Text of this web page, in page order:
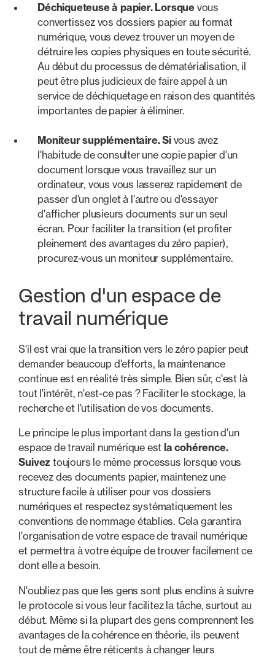
Déchiqueteuse à papier. Lorsque vous
convertissez vos dossiers papier au format
numérique, vous devez trouver un moyen de
détruire les copies physiques en toute sécurité.
Au début du processus de dématérialisation, il
peut être plus judicieux de faire appel à un
service de déchiquetage en raison des quantités
importantes de papier à éliminer.
Moniteur supplémentaire. Si vous avez
l'habitude de consulter une copie papier d'un
document lorsque vous travaillez sur un
ordinateur, vous vous lasserez rapidement de
passer d'un onglet à l'autre ou d'essayer
d'afficher plusieurs documents sur un seul
écran. Pour faciliter la transition (et profiter
pleinement des avantages du zéro papier),
procurez-vous un moniteur supplémentaire.
Gestion d'un espace de
travail numérique
S'il est vrai que la transition vers le zéro papier peut
demander beaucoup d'efforts, la maintenance
continue est en réalité très simple. Bien sûr, c'est là
tout l'intérêt, n'est-ce pas ? Faciliter le stockage, la
recherche et l'utilisation de vos documents.
Le principe le plus important dans la gestion d'un
espace de travail numérique est la cohérence.
Suivez toujours le même processus lorsque vous
recevez des documents papier, maintenez une
structure facile à utiliser pour vos dossiers
numériques et respectez systématiquement les
conventions de nommage établies. Cela garantira
l'organisation de votre espace de travail numérique
et permettra à votre équipe de trouver facilement ce
dont elle a besoin.
N'oubliez pas que les gens sont plus enclins à suivre
le protocole si vous leur facilitez la tâche, surtout au
début. Même si la plupart des gens comprennent les
avantages de la cohérence en théorie, ils peuvent
tout de même être réticents à changer leurs